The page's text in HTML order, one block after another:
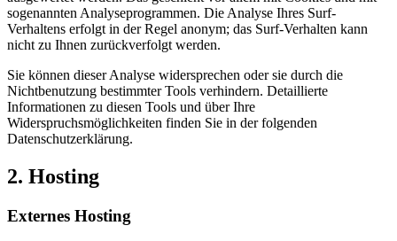
sogenannten Analyseprogrammen. Die Analyse Ihres Surf-
Verhaltens erfolgt in der Regel anonym; das Surf-Verhalten kann
nicht zu Ihnen zurückverfolgt werden.
Sie können dieser Analyse widersprechen oder sie durch die
Nichtbenutzung bestimmter Tools verhindern. Detaillierte
Informationen zu diesen Tools und über Ihre
Widerspruchsmöglichkeiten finden Sie in der folgenden
Datenschutzerklärung.
2. Hosting
Externes Hosting